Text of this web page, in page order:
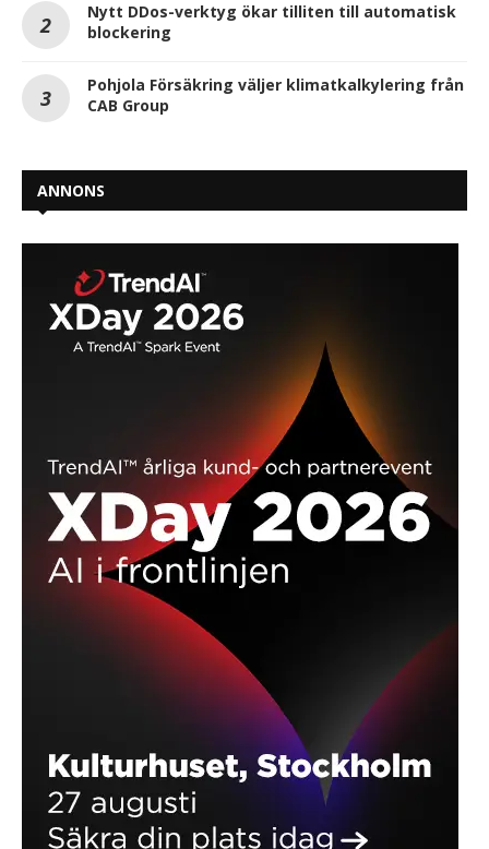
Nytt DDos-verktyg ökar tilliten till automatisk
blockering
Pohjola Försäkring väljer klimatkalkylering från
CAB Group
ANNONS